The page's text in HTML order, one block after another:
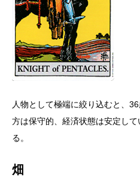
人物として極端に絞り込むと、
方は保守的、経済状態は安定し
る。
畑